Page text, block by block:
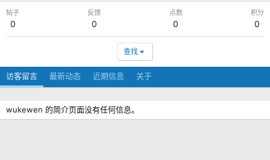
帖子
0
反馈
0
点数
0
积分
0
查找
访客留言 最新动态 近期信息 关于
wukewen 的简介页面没有任何信息。